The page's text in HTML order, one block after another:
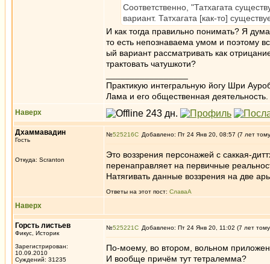
Соответственно, "Татхагата
вариант. Татхагата [как-то]
И как тогда правильно понимать? Я
то есть непознаваема умом и поэтому
ый вариант рассматривать как
трактовать чатушкоти?
Практикую интегральную йогу Шри
Лама и его общественная деятельность.
Наверх
Дхаммавадин
Гость
Откуда: Scranton
№525216 Добавлено: Пт 24 Янв 20, 08:57 (7 лет
Это воззрения персонажей с саккая-
перенаправляет на первичные
Натягивать данные воззрения на две
Ответы на этот пост: СлаваА
Наверх
Горсть листьев
Фикус, Историк
Зарегистрирован:
10.09.2010
Суждений: 31235
№525221 Добавлено: Пт 24 Янв 20, 11:02 (7 лет
По-моему, во втором, вольном
И вообще причём тут тетралемма?